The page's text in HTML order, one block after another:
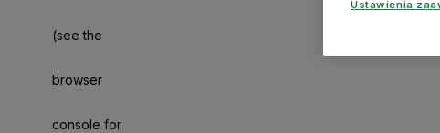
(see the
browser
console for
Ustawienia